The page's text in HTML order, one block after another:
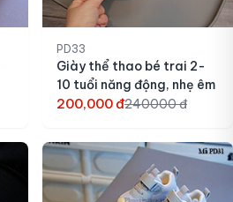
PD33
Giày thể thao bé trai 2-
10 tuổi năng động, nhẹ êm
200,000 đ240000 đ